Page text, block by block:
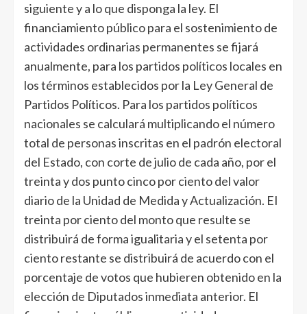
siguiente y a lo que disponga la ley. El
financiamiento público para el sostenimiento de
actividades ordinarias permanentes se fijará
anualmente, para los partidos políticos locales en
los términos establecidos por la Ley General de
Partidos Políticos. Para los partidos políticos
nacionales se calculará multiplicando el número
total de personas inscritas en el padrón electoral
del Estado, con corte de julio de cada año, por el
treinta y dos punto cinco por ciento del valor
diario de la Unidad de Medida y Actualización. EI
treinta por ciento del monto que resulte se
distribuirá de forma igualitaria y el setenta por
ciento restante se distribuirá de acuerdo con el
porcentaje de votos que hubieren obtenido en la
elección de Diputados inmediata anterior. El